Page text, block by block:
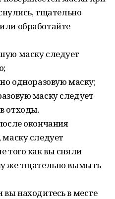
тщательно
обработайте
маску следует
одноразовую маску;
маску следует
отходы.
окончания
следует
того как вы сняли
же тщательно вымыть
находитесь в месте